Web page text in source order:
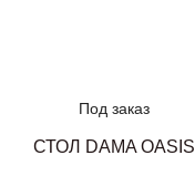
Под заказ
СТОЛ DAMA OASIS